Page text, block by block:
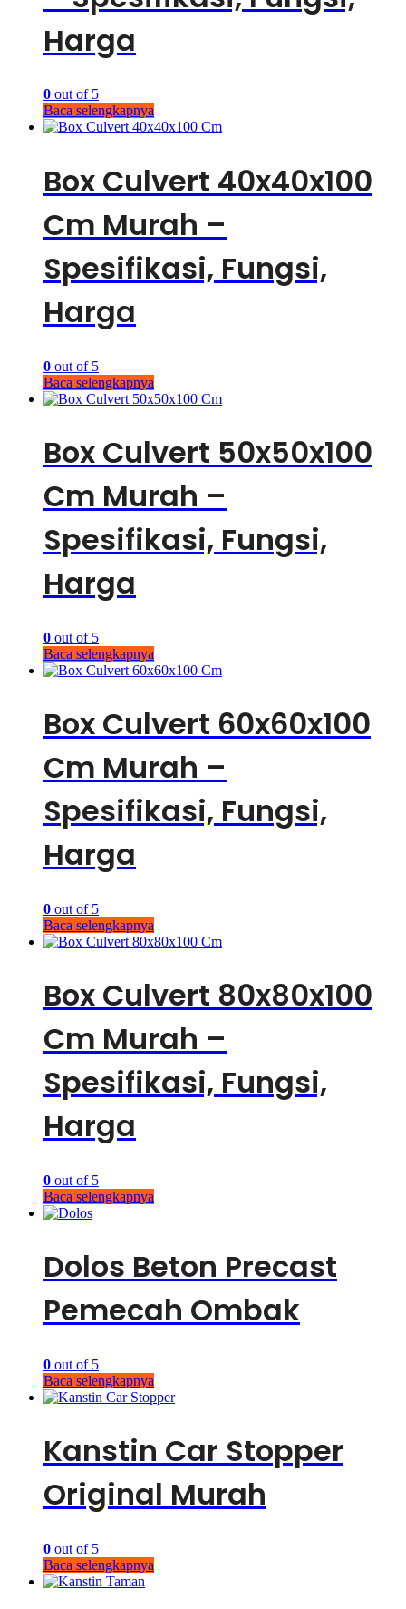
Harga
0 out of 5
Baca selengkapnya
Box Culvert 40x40x100
Cm Murah –
Spesifikasi, Fungsi,
Harga
0 out of 5
Baca selengkapnya
Box Culvert 50x50x100
Cm Murah –
Spesifikasi, Fungsi,
Harga
0 out of 5
Baca selengkapnya
Box Culvert 60x60x100
Cm Murah –
Spesifikasi, Fungsi,
Harga
0 out of 5
Baca selengkapnya
Box Culvert 80x80x100
Cm Murah –
Spesifikasi, Fungsi,
Harga
0 out of 5
Baca selengkapnya
Dolos Beton Precast
Pemecah Ombak
0 out of 5
Baca selengkapnya
Kanstin Car Stopper
Original Murah
0 out of 5
Baca selengkapnya